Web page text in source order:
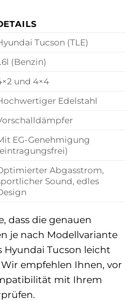
Tucson (TLE)
(Benzin)
und 4×4
Edelstahl
EG-Genehmigung
Abgasstrom,
Sound, edles
dass die genauen
je nach Modellvariante
Hyundai Tucson leicht
empfehlen Ihnen, vor
mit Ihrem